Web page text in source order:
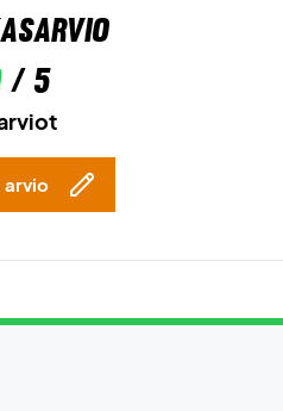
/ 5
arvio